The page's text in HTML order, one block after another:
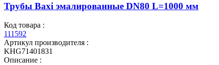
Трубы Baxi эмалированные DN80 L=1000 мм
Код товара :
111592
Артикул производителя :
KHG71401831
Описание :